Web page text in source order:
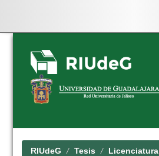
Skip
navigation
RIUdeG Tesis Licenciatura